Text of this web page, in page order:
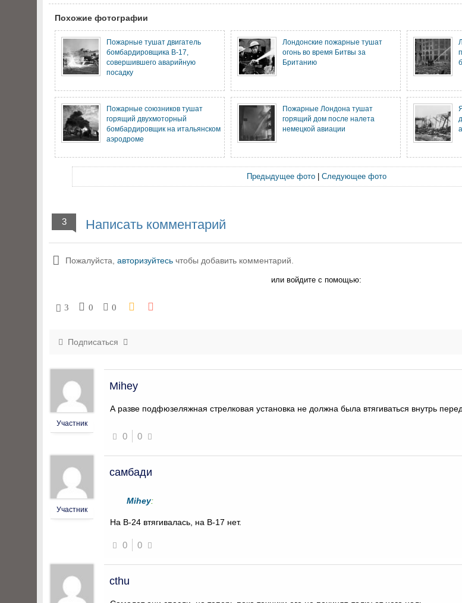
Похожие фотографии
Пожарные тушат двигатель
бомбардировщика B-17,
совершившего аварийную
посадку
Лондонские пожарные тушат
огонь во время Битвы за
Британию
Пожарные союзников тушат
горящий двухмоторный
бомбардировщик на итальянском
аэродроме
Пожарные Лондона тушат
горящий дом после налета
немецкой авиации
Предыдущее фото| Следующее фото
3 Написать комментарий
Пожалуйста, авторизуйтесь чтобы добавить комментарий.
или войдите с помощью:
3 0 0
Подписаться
Участник
Mihey
А разве подфюзеляжная стрелковая установка не должна была втягиваться внутрь
0 0
Участник
самбади
Mihey:
На B-24 втягивалась, на B-17 нет.
0 0
cthu